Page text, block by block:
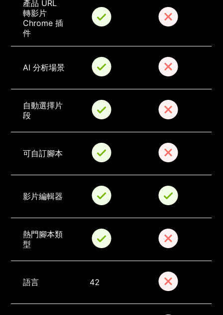
產品 URL
轉影片
Chrome 插
件
AI 分析場景
自動選擇片
段
可自訂腳本
影片編輯器
熱門腳本類
型
語言 42